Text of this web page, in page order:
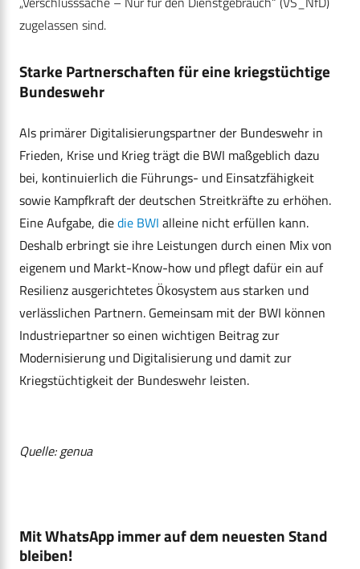
zugelassen sind.
Starke Partnerschaften für eine kriegstüchtige
Bundeswehr
Als primärer Digitalisierungspartner der Bundeswehr in
Frieden, Krise und Krieg trägt die BWI maßgeblich dazu
bei, kontinuierlich die Führungs- und Einsatzfähigkeit
sowie Kampfkraft der deutschen Streitkräfte zu erhöhen.
Eine Aufgabe, diedie BWI alleine nicht erfüllen kann.
Deshalb erbringt sie ihre Leistungen durch einen Mix von
eigenem und Markt-Know-how und pflegt dafür ein auf
Resilienz ausgerichtetes Ökosystem aus starken und
verlässlichen Partnern. Gemeinsam mit der BWI können
Industriepartner so einen wichtigen Beitrag zur
Modernisierung und Digitalisierung und damit zur
Kriegstüchtigkeit der Bundeswehr leisten.
Quelle: genua
Mit WhatsApp immer auf dem neuesten Stand
bleiben!